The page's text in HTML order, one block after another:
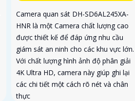
Camera quan sát DH-SD6AL245XA-
HNR là một Camera chất lượng cao
được thiết kế để đáp ứng nhu cầu
giám sát an ninh cho các khu vực lớn.
Với chất lượng hình ảnh độ phân giải
4K Ultra HD, camera này giúp ghi lại
các chi tiết một cách rõ nét và chân
thực